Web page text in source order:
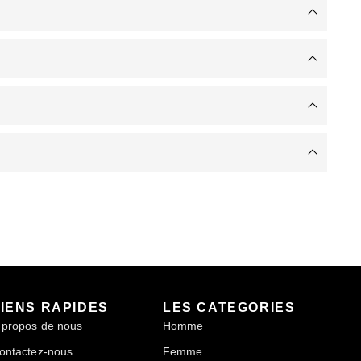
RAPIDES
propos de nous
nous
LES CATEGORIES
Homme
Femme